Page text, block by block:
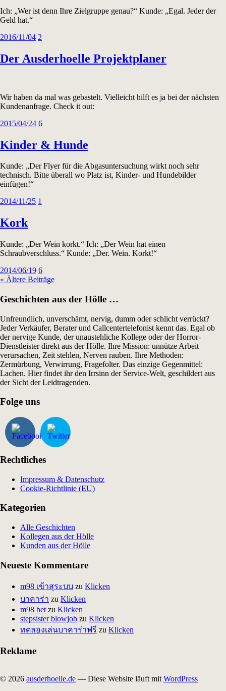
Ich: „Wer ist denn Ihre Zielgruppe genau?“ Kunde: „Egal. Jeder der
Geld hat.“
2016/11/04 2
Der Ausderhoelle Projektplaner
Wir haben da mal was gebastelt. Vielleicht hilft es ja bei der nächsten
Kundenanfrage. Check it out:
2015/04/24 6
Kinder & Hunde
Kunde: „Der Flyer für die Abgasuntersuchung wirkt noch sehr
technisch. Bitte überall wo Platz ist, Kinder- und Hundebilder
einfügen!“
2014/11/25 1
Kork
Kunde: „Der Wein korkt.“ Ich: „Der Wein hat einen
Schraubverschluss.“ Kunde: „Der. Wein. Korkt!“
2014/06/19 6
« Ältere Beiträge
Geschichten aus der Hölle …
Unfreundlich, unverschämt, nervig, dumm oder schlicht verrückt?
Jeder Verkäufer, Berater und Callcentertelefonist kennt das. Egal ob
der nervige Kunde, der unaustehliche Kollege oder der Horror-
Dienstleister direkt aus der Hölle. Ihre Mission: unnütze Arbeit
verursachen, Zeit stehlen, Nerven rauben. Ihre Methoden:
Zermürbung, Verwirrung, Fragefolter. Das einzige Gegenmittel:
Lachen. Hier findet ihr den Irrsinn der Service-Welt, geschildert aus
der Sicht der Leidtragenden.
Folge uns
Rechtliches
Impressum & Datenschutz
Cookie-Richtlinie (EU)
Kategorien
Alle Geschichten
Kollegen aus der Hölle
Kunden aus der Hölle
Neueste Kommentare
m98 เข้าสุระบบ zu Klicken
บาคาร่า zu Klicken
m98 betzu Klicken
stepsister blowjob zu Klicken
ทดลองเล่นบาคาร่าฟรี zu Klicken
Reklame
© 2026 ausderhoelle.de — Diese Website läuft mit WordPress